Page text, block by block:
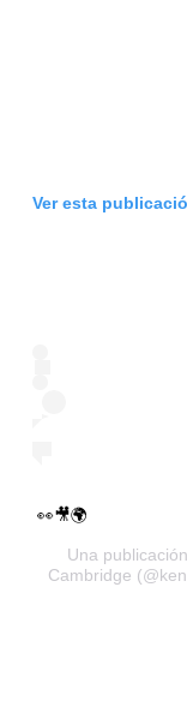
Ver esta
👀🎥🌍
Una
Cambridge